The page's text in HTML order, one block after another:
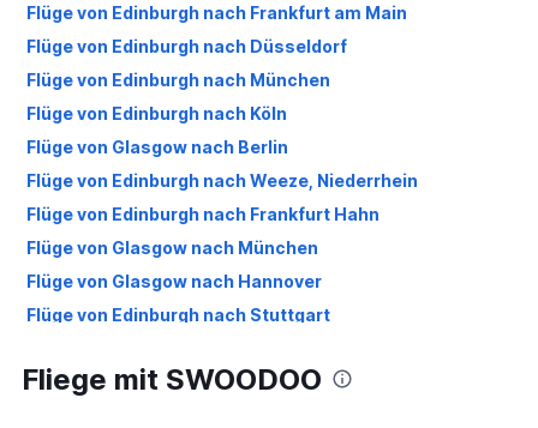
Flüge von Edinburgh nach Frankfurt am Main
Flüge von Edinburgh nach Düsseldorf
Flüge von Edinburgh nach München
Flüge von Edinburgh nach Köln
Flüge von Glasgow nach Berlin
Flüge von Edinburgh nach Weeze, Niederrhein
Flüge von Edinburgh nach Frankfurt Hahn
Flüge von Glasgow nach München
Flüge von Glasgow nach Hannover
Flüge von Edinburgh nach Stuttgart
Flüge von Glasgow nach Frankfurt am Main
Fliege mit SWOODOO